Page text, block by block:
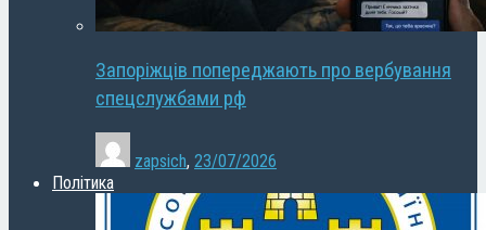
Запоріжців попереджають про вербування
спецслужбами рф
zapsich, 23/07/2026
Політика